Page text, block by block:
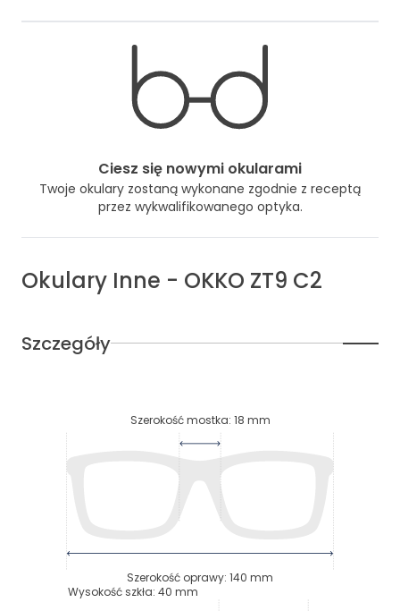
Ciesz się nowymi okularami
Twoje okulary zostaną wykonane zgodnie z receptą
przez wykwalifikowanego optyka.
Okulary Inne - OKKO ZT9 C2
Szczegóły
Szerokość mostka: 18 mm
Szerokość oprawy: 140 mm
Wysokość szkła: 40 mm